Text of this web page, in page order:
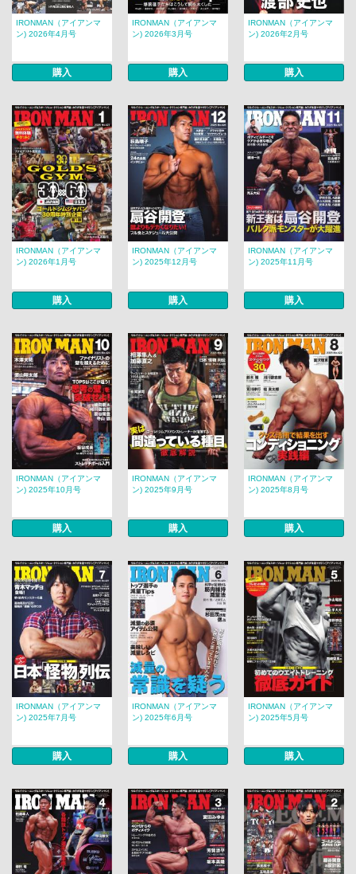
IRONMAN（アイアンマ
ン) 2026年4月号
購入
IRONMAN（アイアンマ
ン) 2026年3月号
購入
IRONMAN（アイアンマ
ン) 2026年2月号
購入
IRONMAN（アイアンマ
ン) 2026年1月号
購入
IRONMAN（アイアンマ
ン) 2025年12月号
購入
IRONMAN（アイアンマ
ン) 2025年11月号
購入
IRONMAN（アイアンマ
ン) 2025年10月号
購入
IRONMAN（アイアンマ
ン) 2025年9月号
購入
IRONMAN（アイアンマ
ン) 2025年8月号
購入
IRONMAN（アイアンマ
ン) 2025年7月号
購入
IRONMAN（アイアンマ
ン) 2025年6月号
購入
IRONMAN（アイアンマ
ン) 2025年5月号
購入